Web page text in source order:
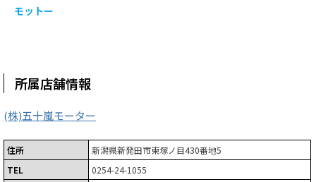
モットー
所属店舗情報
(株)五十嵐モーター
住所
新潟県新発田市東塚ノ目430番地5
TEL
0254-24-1055